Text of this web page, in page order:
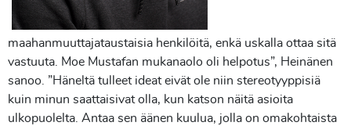
maahanmuuttajataustaisia henkilöitä, enkä uskalla ottaa sitä
vastuuta. Moe Mustafan mukanaolo oli helpotus”, Heinänen
sanoo. ”Häneltä tulleet ideat eivät ole niin stereotyyppisiä
kuin minun saattaisivat olla, kun katson näitä asioita
ulkopuolelta. Antaa sen äänen kuulua, jolla on omakohtaista